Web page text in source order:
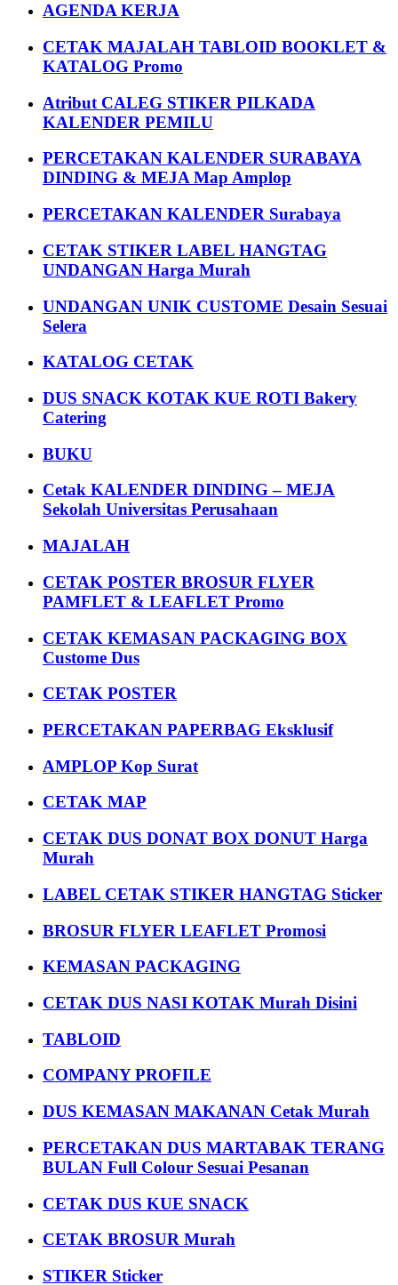
AGENDA KERJA
CETAK MAJALAH TABLOID BOOKLET &
KATALOG Promo
Atribut CALEG STIKER PILKADA
KALENDER PEMILU
PERCETAKAN KALENDER SURABAYA
DINDING & MEJA Map Amplop
PERCETAKAN KALENDER Surabaya
CETAK STIKER LABEL HANGTAG
UNDANGAN Harga Murah
UNDANGAN UNIK CUSTOME Desain Sesuai
Selera
KATALOG CETAK
DUS SNACK KOTAK KUE ROTI Bakery
Catering
BUKU
Cetak KALENDER DINDING – MEJA
Sekolah Universitas Perusahaan
MAJALAH
CETAK POSTER BROSUR FLYER
PAMFLET & LEAFLET Promo
CETAK KEMASAN PACKAGING BOX
Custome Dus
CETAK POSTER
PERCETAKAN PAPERBAG Eksklusif
AMPLOP Kop Surat
CETAK MAP
CETAK DUS DONAT BOX DONUT Harga
Murah
LABEL CETAK STIKER HANGTAG Sticker
BROSUR FLYER LEAFLET Promosi
KEMASAN PACKAGING
CETAK DUS NASI KOTAK Murah Disini
TABLOID
COMPANY PROFILE
DUS KEMASAN MAKANAN Cetak Murah
PERCETAKAN DUS MARTABAK TERANG
BULAN Full Colour Sesuai Pesanan
CETAK DUS KUE SNACK
CETAK BROSUR Murah
STIKER Sticker